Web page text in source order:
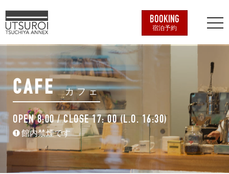
BOOKING
宿泊予約
CAFE カフェ
OPEN 8:00 / CLOSE 17: 00 (L.O. 16:30)
館内禁煙です